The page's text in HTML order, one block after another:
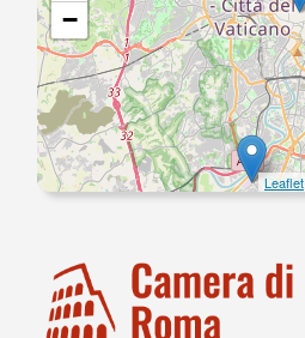
−
Leaflet